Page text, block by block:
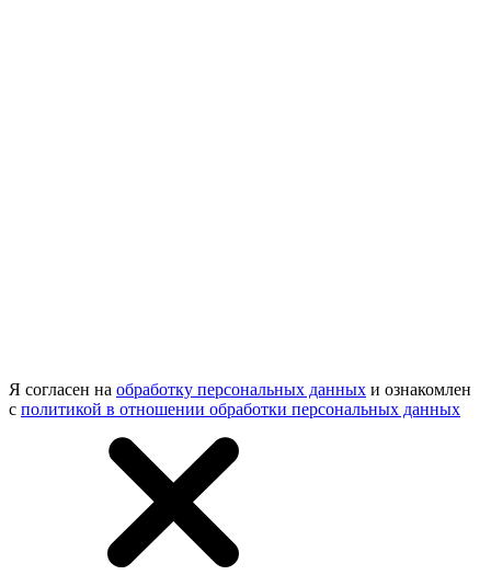
Я согласен на обработку персональных данных и ознакомлен
с политикой в отношении обработки персональных данных